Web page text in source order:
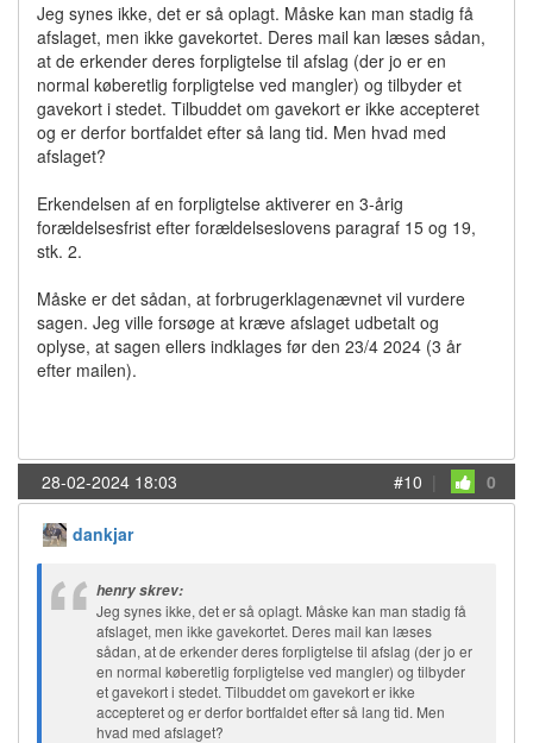
Jeg synes ikke, det er så oplagt. Måske kan man stadig få
afslaget, men ikke gavekortet. Deres mail kan læses sådan,
at de erkender deres forpligtelse til afslag (der jo er en
normal køberetlig forpligtelse ved mangler) og tilbyder et
gavekort i stedet. Tilbuddet om gavekort er ikke accepteret
og er derfor bortfaldet efter så lang tid. Men hvad med
afslaget?
Erkendelsen af en forpligtelse aktiverer en 3-årig
forældelsesfrist efter forældelseslovens paragraf 15 og 19,
stk. 2.
Måske er det sådan, at forbrugerklagenævnet vil vurdere
sagen. Jeg ville forsøge at kræve afslaget udbetalt og
oplyse, at sagen ellers indklages før den 23/4 2024 (3 år
efter mailen).
28-02-2024 18:03 #10 | 0
dankjar
henry skrev:
Jeg synes ikke, det er så oplagt. Måske kan man stadig få
afslaget, men ikke gavekortet. Deres mail kan læses
sådan, at de erkender deres forpligtelse til afslag (der jo er
en normal køberetlig forpligtelse ved mangler) og tilbyder
et gavekort i stedet. Tilbuddet om gavekort er ikke
accepteret og er derfor bortfaldet efter så lang tid. Men
hvad med afslaget?